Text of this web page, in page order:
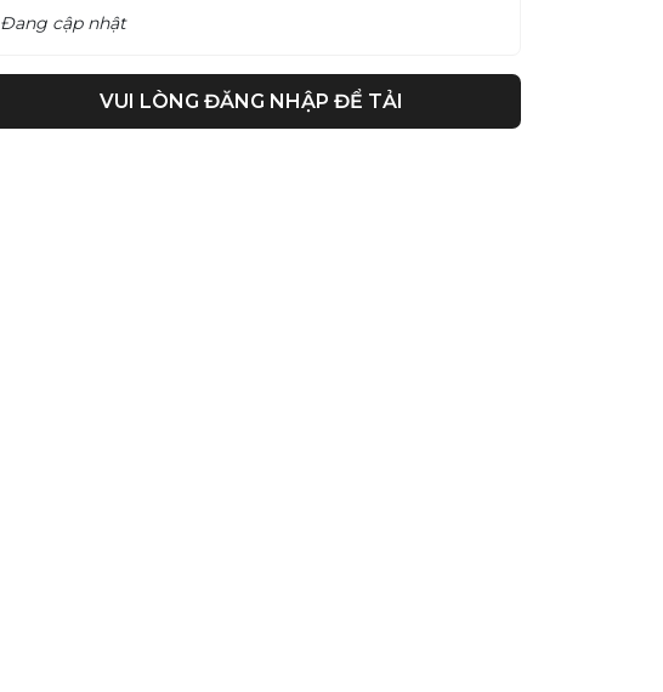
Đang cập nhật
VUI LÒNG ĐĂNG NHẬP ĐỂ TẢI